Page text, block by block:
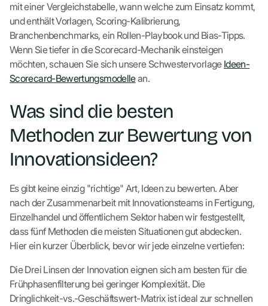
mit einer Vergleichstabelle, wann welche zum Einsatz kommt,
und enthält Vorlagen, Scoring-Kalibrierung,
Branchenbenchmarks, ein Rollen-Playbook und Bias-Tipps.
Wenn Sie tiefer in die Scorecard-Mechanik einsteigen
möchten, schauen Sie sich unsere Schwestervorlage Ideen-
Scorecard-Bewertungsmodellean.
Was sind die besten
Methoden zur Bewertung von
Innovationsideen?
Es gibt keine einzig "richtige" Art, Ideen zu bewerten. Aber
nach der Zusammenarbeit mit Innovationsteams in Fertigung,
Einzelhandel und öffentlichem Sektor haben wir festgestellt,
dass fünf Methoden die meisten Situationen gut abdecken.
Hier ein kurzer Überblick, bevor wir jede einzelne vertiefen:
Die Drei Linsen der Innovation eignen sich am besten für die
Frühphasenfilterung bei geringer Komplexität. Die
Dringlichkeit-vs.-Geschäftswert-Matrix ist ideal zur schnellen